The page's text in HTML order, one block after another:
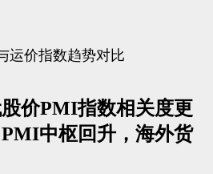
运价指数趋势对比
股价PMI指数相关度更
PMI中枢回升，海外货